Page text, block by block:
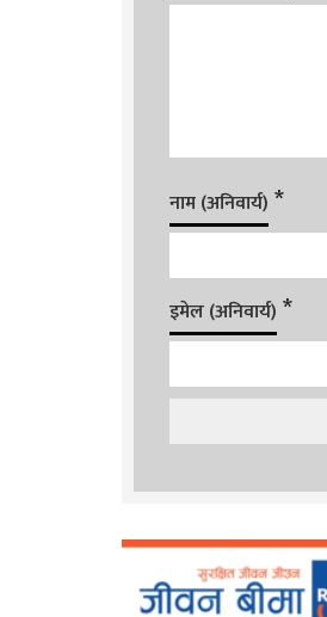
नाम (अनिवार्य) *
इमेल (अनिवार्य) *